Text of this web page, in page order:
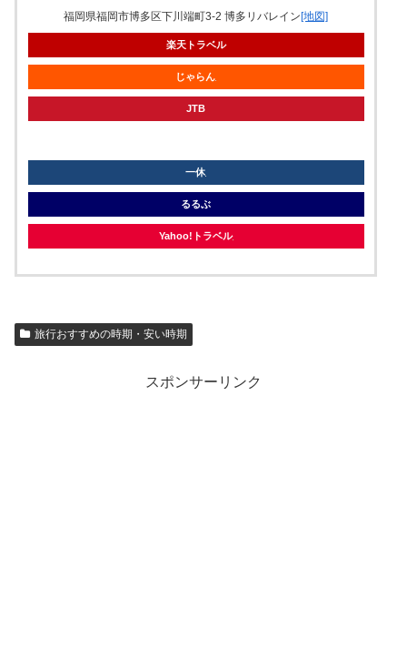
福岡県福岡市博多区下川端町3-2 博多リバレイン[地図]
楽天トラベル
じゃらん
JTB
一休
るるぶ
Yahoo!トラベル
旅行おすすめの時期・安い時期
スポンサーリンク